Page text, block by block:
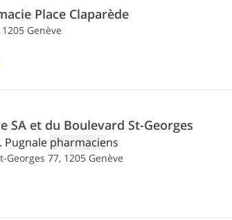
Place Claparède
1205 Genève
SA et du Boulevard St-Georges
Pugnale pharmaciens
Georges 77, 1205 Genève